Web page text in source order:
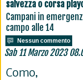
salvezza o corsa
Campani in
campo alle 14
Nessun commento
Sab 11 Marzo 2023
Como,